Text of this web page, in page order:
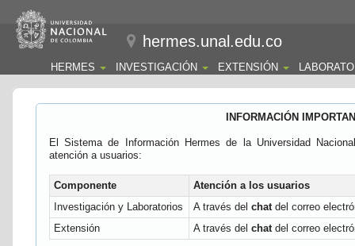
hermes.unal.edu.co
HERMES INVESTIGACIÓN EXTENSIÓN
INFORMACIÓN
El Sistema de Información Hermes de la Universidad
atención a usuarios:
Componente
Atención a los usuarios
Investigación y Laboratorios
A través del chatdel correo
Extensión
A través del chatdel correo